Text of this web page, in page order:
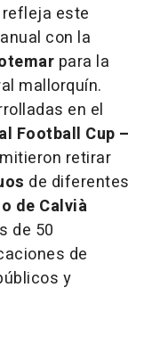
este
con la
para la
mallorquín.
en el
Football Cup –
retirar
de diferentes
de Calvià
de 50
de
y